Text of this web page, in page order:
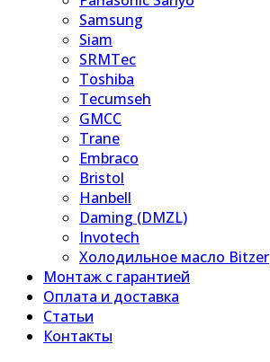
Samsung
Siam
SRMTec
Toshiba
Tecumseh
GMCC
Trane
Embraco
Bristol
Hanbell
Daming (DMZL)
Invotech
Холодильное масло Bitzer
Монтаж с гарантией
Оплата и доставка
Статьи
Контакты